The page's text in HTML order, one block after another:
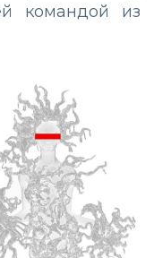
командой из